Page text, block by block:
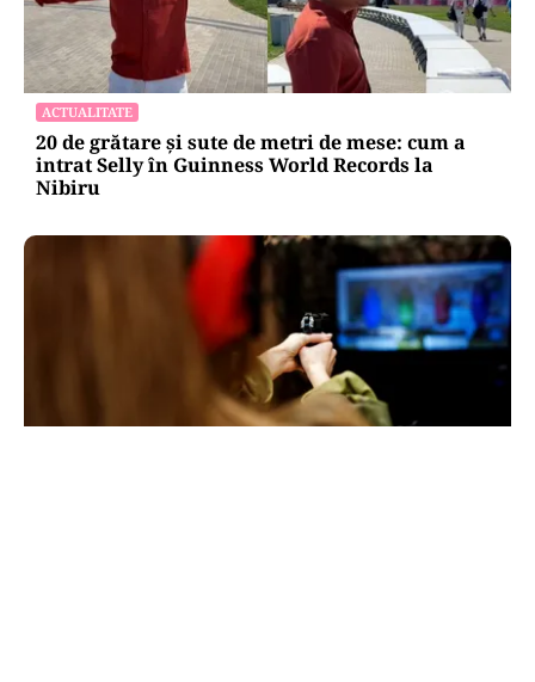
ACTUALITATE
20 de grătare și sute de metri de mese: cum a
intrat Selly în Guinness World Records la
Nibiru